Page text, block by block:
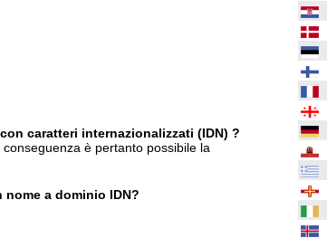
caratteri internazionalizzati (IDN) ?
è pertanto possibile la
a dominio IDN?